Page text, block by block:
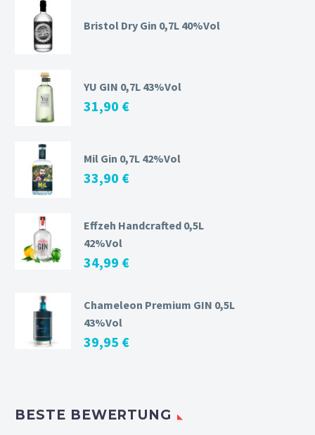
Bristol Dry Gin 0,7L 40%Vol
YU GIN 0,7L 43%Vol
31,90 €
Mil Gin 0,7L 42%Vol
33,90 €
Effzeh Handcrafted 0,5L
42%Vol
34,99 €
Chameleon Premium GIN 0,5L
43%Vol
39,95 €
BESTE BEWERTUNG